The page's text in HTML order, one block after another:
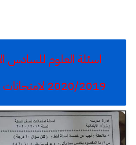
اسئلة العلوم للسادس
2020/2019 لامتحانات نصف السنه